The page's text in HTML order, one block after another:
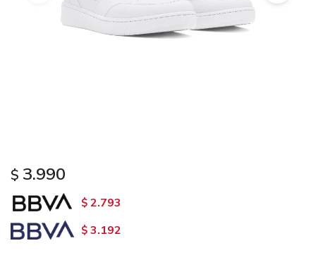
$ 3.990
$ 2.793
$ 3.192